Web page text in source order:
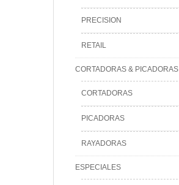
PRECISION
RETAIL
CORTADORAS & PICADORAS
CORTADORAS
PICADORAS
RAYADORAS
ESPECIALES